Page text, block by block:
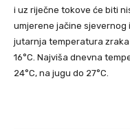
i uz riječne tokove će biti
umjerene jačine sjevernog
jutarnja temperatura zraka
16°C. Najviša dnevna
24°C, na jugu do 27°C.